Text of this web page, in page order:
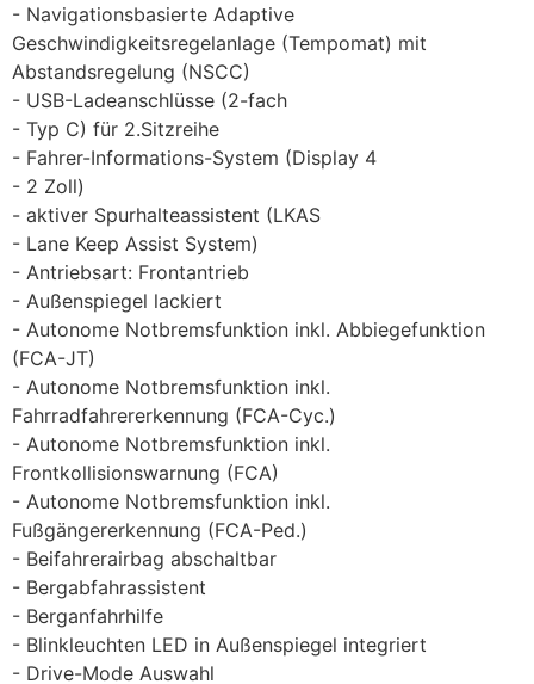
Navigationsbasierte Adaptive
Geschwindigkeitsregelanlage (Tempomat) mit
Abstandsregelung (NSCC)
USB-Ladeanschlüsse (2-fach
Typ C) für 2.Sitzreihe
Fahrer-Informations-System (Display 4
2 Zoll)
aktiver Spurhalteassistent (LKAS
Lane Keep Assist System)
Antriebsart: Frontantrieb
Außenspiegel lackiert
Autonome Notbremsfunktion inkl. Abbiegefunktion
(FCA-JT)
Autonome Notbremsfunktion inkl.
Fahrradfahrererkennung (FCA-Cyc.)
Autonome Notbremsfunktion inkl.
Frontkollisionswarnung (FCA)
Autonome Notbremsfunktion inkl.
Fußgängererkennung (FCA-Ped.)
Beifahrerairbag abschaltbar
Bergabfahrassistent
Berganfahrhilfe
Blinkleuchten LED in Außenspiegel integriert
Drive-Mode Auswahl